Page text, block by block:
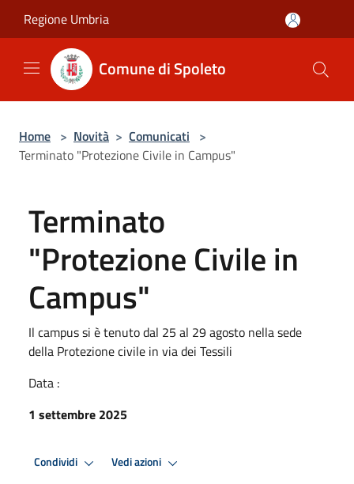
Regione Umbria
Comune di Spoleto
Home > Novità > Comunicati >
Terminato "Protezione Civile in Campus"
Terminato
"Protezione Civile in
Campus"
Il campus si è tenuto dal 25 al 29 agosto nella sede
della Protezione civile in via dei Tessili
Data :
1 settembre 2025
Condividi Vedi azioni